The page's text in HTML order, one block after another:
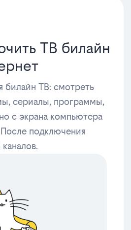
ТВ билайн
билайн ТВ: смотреть
сериалы, программы,
с экрана компьютера
подключения